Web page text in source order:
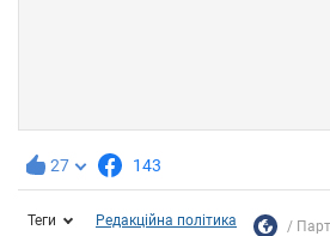
27 143
Теги Редакційна політика